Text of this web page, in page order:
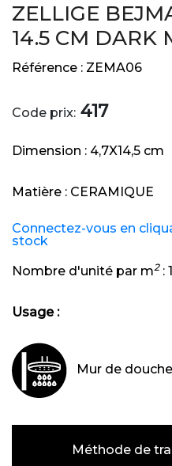
ZELLIGE
14.5 CM DARK
Référence : ZEMA06
Code prix: 417
Dimension : 4,7X14,5 cm
Matière : CERAMIQUE
Connectez-vous en
stock
Nombre d'unité par m2:
Usage :
Mur de douche
Méthode de